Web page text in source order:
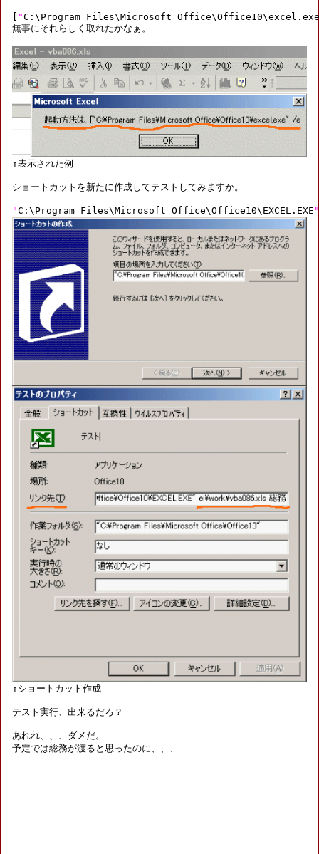
"C:\Program Files\Microsoft Office\Office10\excel.exe
無事にそれらしく取れたかなぁ。
ショートカットを新たに作成してテストしてみますか。
"C:\Program Files\Microsoft Office\Office10\EXCEL.EXE "
テスト実行、出来るだろ？
あれれ、、、ダメだ。
予定では総務が渡ると思ったのに、、、